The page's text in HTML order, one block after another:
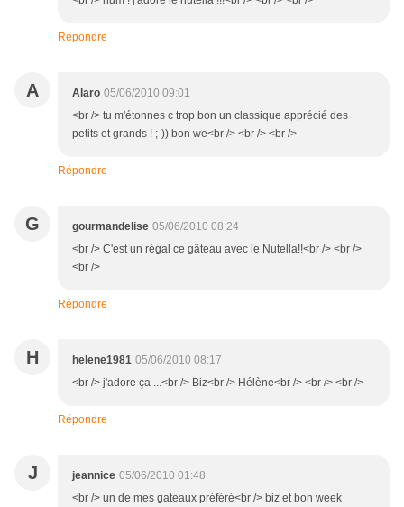
Répondre
A Alaro 05/06/2010 09:01
<br /> tu m'étonnes c trop bon un classique apprécié des
petits et grands ! ;-)) bon we<br /> <br /> <br />
Répondre
G gourmandelise 05/06/2010 08:24
<br /> C'est un régal ce gâteau avec le Nutella!!<br /> <br />
<br />
Répondre
H helene1981 05/06/2010 08:17
<br /> j'adore ça ...<br /> Biz<br /> Hélène<br /> <br /> <br />
Répondre
J jeannice 05/06/2010 01:48
<br /> un de mes gateaux préféré<br /> biz et bon week